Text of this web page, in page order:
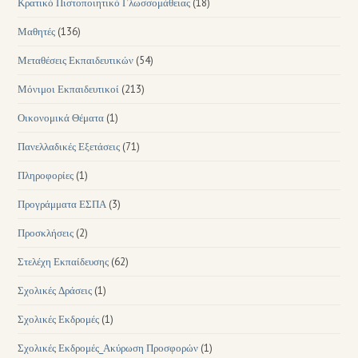
Κρατικό Πιστοποιητικό Γλωσσομάθειας (18)
Μαθητές (136)
Μεταθέσεις Εκπαιδευτικών (54)
Μόνιμοι Εκπαιδευτικοί (213)
Οικονομικά Θέματα (1)
Πανελλαδικές Εξετάσεις (71)
Πληροφορίες (1)
Προγράμματα ΕΣΠΑ (3)
Προσκλήσεις (2)
Στελέχη Εκπαίδευσης (62)
Σχολικές Δράσεις (1)
Σχολικές Εκδρομές (1)
Σχολικές Εκδρομές_Ακύρωση Προσφορών (1)